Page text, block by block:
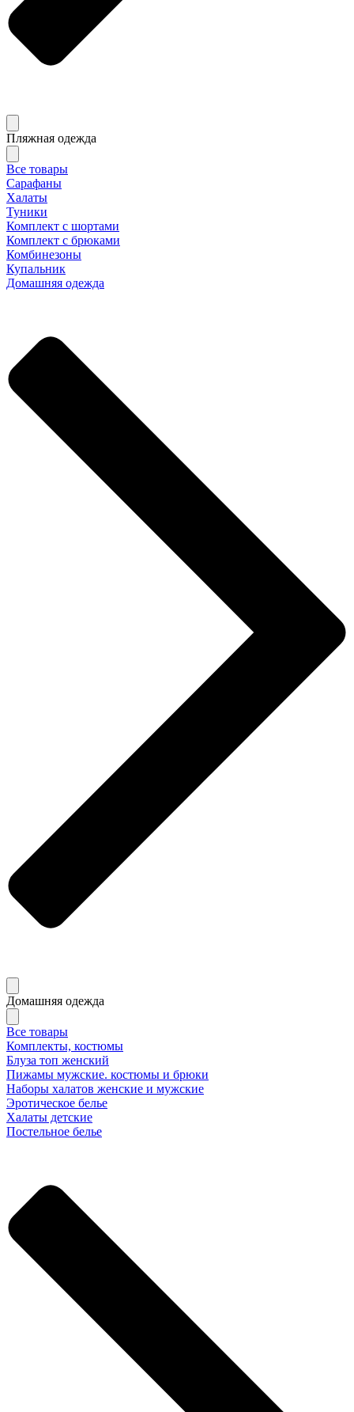
Пляжная одежда
Все товары
Сарафаны
Халаты
Туники
Комплект с шортами
Комплект с брюками
Комбинезоны
Купальник
Домашняя одежда
Домашняя одежда
Все товары
Комплекты, костюмы
Блуза топ женский
Пижамы мужские. костюмы и брюки
Наборы халатов женские и мужские
Эротическое белье
Халаты детские
Постельное белье